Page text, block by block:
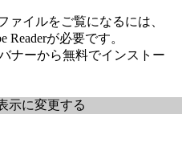
ァイルをご覧になるには、
Readerが必要です。
ナーから無料でインストー
示に変更する